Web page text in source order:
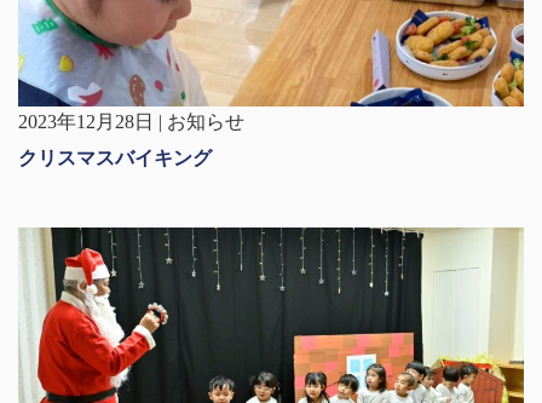
2023年12月28日 | お知らせ
クリスマスバイキング